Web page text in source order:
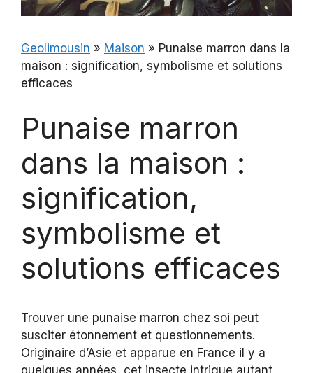
Geolimousin » Maison » Punaise marron dans la
maison : signification, symbolisme et solutions
efficaces
Punaise marron
dans la maison :
signification,
symbolisme et
solutions efficaces
Trouver une punaise marron chez soi peut
susciter étonnement et questionnements.
Originaire d’Asie et apparue en France il y a
quelques années, cet insecte intrigue autant